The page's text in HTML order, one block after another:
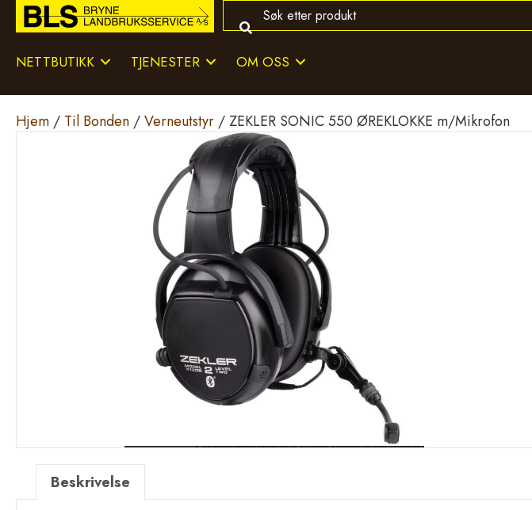
NETTBUTIKK TJENESTER OM OSS
Hjem / Til Bonden /Verneutstyr / ZEKLER SONIC 550 ØREKLOKKE m/Mikrofon
Beskrivelse